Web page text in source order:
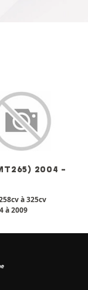
2004 -
à 325cv
à 2009